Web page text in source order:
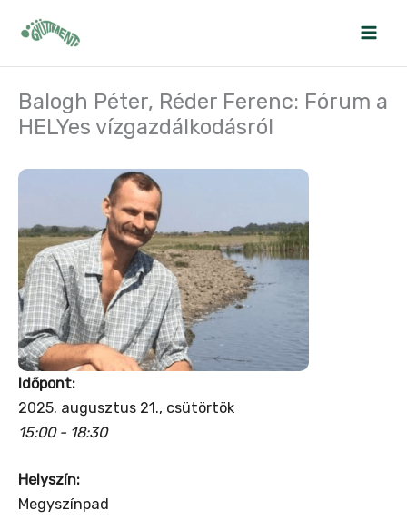
Balogh Péter, Réder Ferenc: Fórum a
HELYes vízgazdálkodásról
Időpont:
2025. augusztus 21., csütörtök
15:00 - 18:30
Helyszín:
Megyszínpad